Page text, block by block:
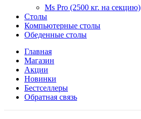
Ms Pro (2500 кг. на секцию)
Столы
Компьютерные столы
Обеденные столы
Главная
Магазин
Акции
Новинки
Бестселлеры
Обратная связь